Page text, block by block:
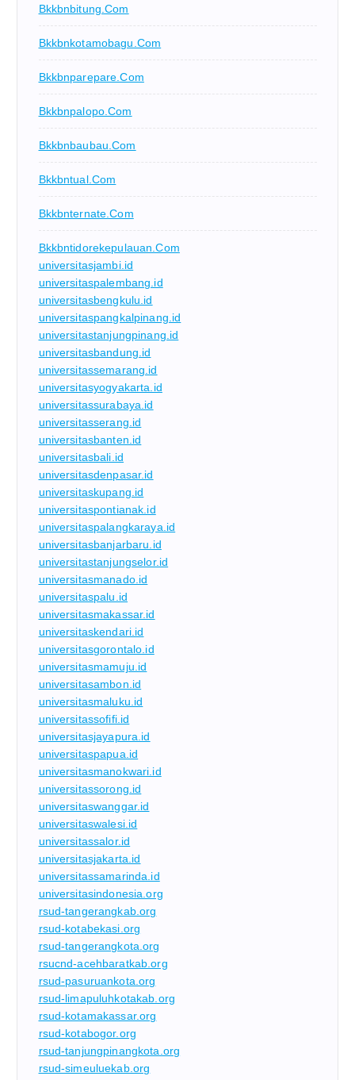
Bkkbnbitung.com
Bkkbnkotamobagu.com
Bkkbnparepare.com
Bkkbnpalopo.com
Bkkbnbaubau.com
Bkkbntual.com
Bkkbnternate.com
Bkkbntidorekepulauan.com
universitasjambi.id
universitaspalembang.id
universitasbengkulu.id
universitaspangkalpinang.id
universitastanjungpinang.id
universitasbandung.id
universitassemarang.id
universitasyogyakarta.id
universitassurabaya.id
universitasserang.id
universitasbanten.id
universitasbali.id
universitasdenpasar.id
universitaskupang.id
universitaspontianak.id
universitaspalangkaraya.id
universitasbanjarbaru.id
universitastanjungselor.id
universitasmanado.id
universitaspalu.id
universitasmakassar.id
universitaskendari.id
universitasgorontalo.id
universitasmamuju.id
universitasambon.id
universitasmaluku.id
universitassofifi.id
universitasjayapura.id
universitaspapua.id
universitasmanokwari.id
universitassorong.id
universitaswanggar.id
universitaswalesi.id
universitassalor.id
universitasjakarta.id
universitassamarinda.id
universitasindonesia.org
rsud-tangerangkab.org
rsud-kotabekasi.org
rsud-tangerangkota.org
rsucnd-acehbaratkab.org
rsud-pasuruankota.org
rsud-limapuluhkotakab.org
rsud-kotamakassar.org
rsud-kotabogor.org
rsud-tanjungpinangkota.org
rsud-simeuluekab.org